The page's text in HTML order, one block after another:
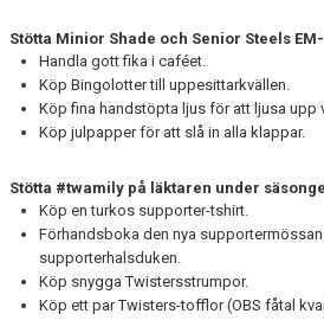
Stötta Minior Shade och Senior Steels
Handla gott fika i caféet.
Köp Bingolotter till uppesittarkvällen.
Köp fina handstöpta ljus för att ljusa upp
Köp julpapper för att slå in alla klappar.
Stötta #twamily på läktaren under
Köp en turkos supporter-tshirt.
Förhandsboka den nya supportermössan
supporterhalsduken.
Köp snygga Twistersstrumpor.
Köp ett par Twisters-tofflor (OBS fåtal